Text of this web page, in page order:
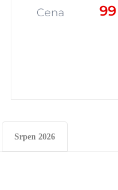
Cena
Srpen 2026